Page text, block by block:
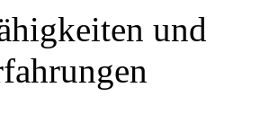
und